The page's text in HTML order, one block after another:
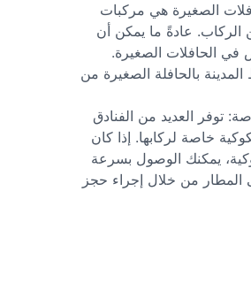
الصغيرة هي مركبات
عادةً ما يمكن أن
إلى 10 أشخاص في الحافلات الصغيرة.
بالحافلة الصغيرة من
توفر العديد من الفنادق
خاصة لركابها. إذا كان
يمكنك الوصول بسرعة
المطار من خلال إجراء حجز